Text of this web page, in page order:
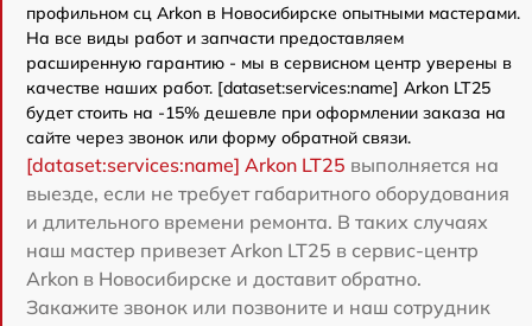
профильном сц Arkon в Новосибирске опытными мастерами.
На все виды работ и запчасти предоставляем
расширенную гарантию - мы в сервисном центр уверены в
качестве наших работ. [dataset:services:name] Arkon LT25
будет стоить на -15% дешевле при оформлении заказа на
сайте через звонок или форму обратной связи.
[dataset:services:name] Arkon LT25 выполняется на
выезде, если не требует габаритного оборудования
и длительного времени ремонта. В таких случаях
наш мастер привезет Arkon LT25 в сервис-центр
Arkon в Новосибирске и доставит обратно.
Закажите звонок или позвоните и наш сотрудник